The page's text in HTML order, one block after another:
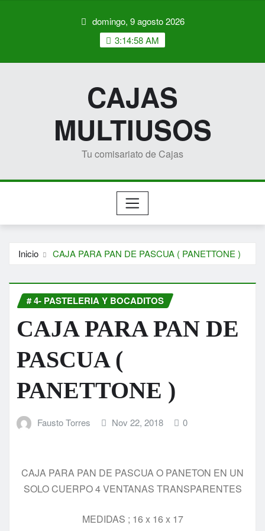
domingo, 9 agosto 2026
3:14:59 AM
CAJAS
MULTIUSOS
Tu comisariato de Cajas
Inicio CAJA PARA PAN DE PASCUA ( PANETTONE )
# 4- PASTELERIA Y BOCADITOS
CAJA PARA PAN DE
PASCUA (
PANETTONE )
Fausto Torres Nov 22, 2018 0
CAJA PARA PAN DE PASCUA O PANETON EN UN
SOLO CUERPO 4 VENTANAS TRANSPARENTES
MEDIDAS ; 16 x 16 x 17